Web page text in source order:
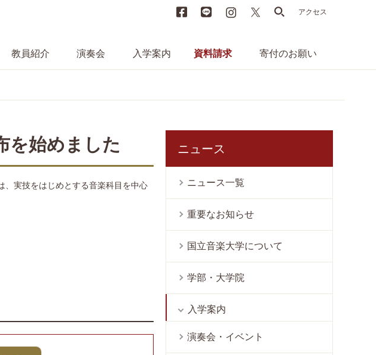
FacebookLINE instagram search
アクセス
教員紹介 演奏会 入学案内 資料請求 寄付のお願い
を始めました
、実技をはじめとする音楽科目を中心
ニュース
ニュース一覧
重要なお知らせ
国立音楽大学について
学部・大学院
入学案内
演奏会・イベント